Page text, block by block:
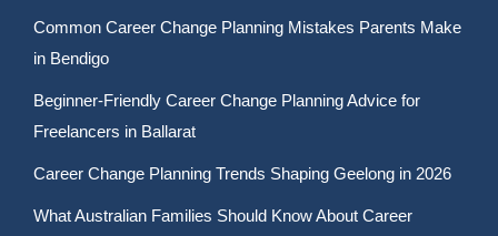
Common Career Change Planning Mistakes Parents Make
in Bendigo
Beginner-Friendly Career Change Planning Advice for
Freelancers in Ballarat
Career Change Planning Trends Shaping Geelong in 2026
What Australian Families Should Know About Career